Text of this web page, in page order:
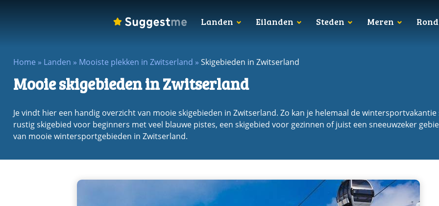
Landen Eilanden Steden Meren
Home » Landen » Mooiste plekken in Zwitserland » Skigebieden in Zwitserland
Mooie skigebieden in Zwitserland
Je vindt hier een handig overzicht van mooie skigebieden in Zwitserland. Zo kan je helemaal de
rustig skigebied voor beginners met veel blauwe pistes, een skigebied voor gezinnen of juist een sneeuwzeker
van mooie wintersportgebieden in Zwitserland.